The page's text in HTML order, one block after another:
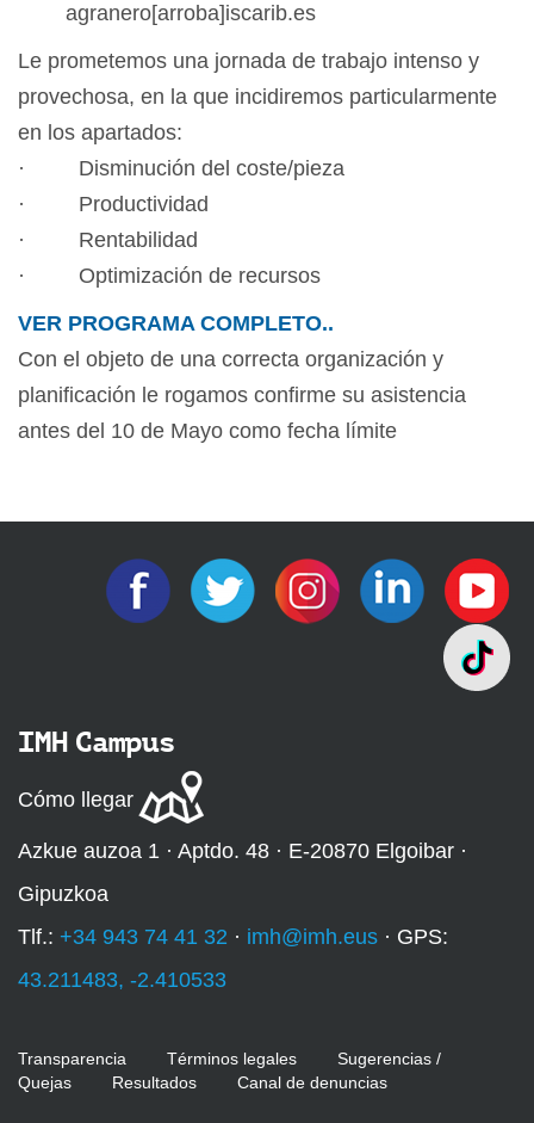
agranero[arroba]iscarib.es
Le prometemos una jornada de trabajo intenso y
provechosa, en la que incidiremos particularmente
en los apartados:
· Disminución del coste/pieza
· Productividad
· Rentabilidad
· Optimización de recursos
VER PROGRAMA COMPLETO..
Con el objeto de una correcta organización y
planificación le rogamos confirme su asistencia
antes del 10 de Mayo como fecha límite
IMH Campus
Cómo llegar
Azkue auzoa 1 · Aptdo. 48 · E-20870 Elgoibar ·
Gipuzkoa
Tlf.: +34 943 74 41 32 · imh@imh.eus · GPS:
43.211483, -2.410533
Transparencia Términos legales
Sugerencias /
Quejas
Resultados Canal de denuncias